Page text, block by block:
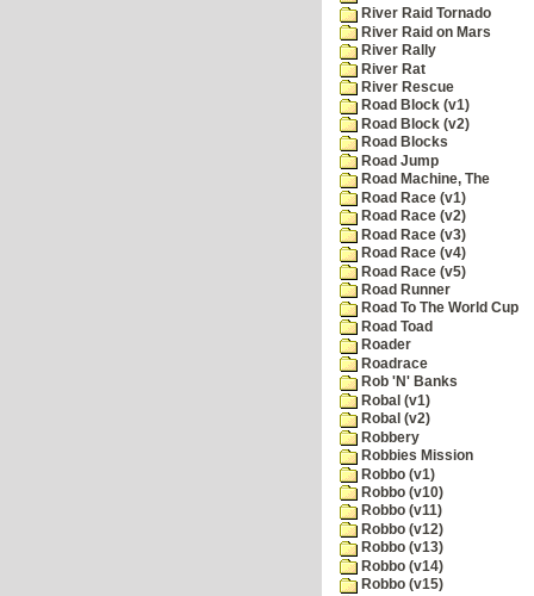
River Raid Tornado
River Raid on Mars
River Rally
River Rat
River Rescue
Road Block (v1)
Road Block (v2)
Road Blocks
Road Jump
Road Machine, The
Road Race (v1)
Road Race (v2)
Road Race (v3)
Road Race (v4)
Road Race (v5)
Road Runner
Road To The World Cup
Road Toad
Roader
Roadrace
Rob 'N' Banks
Robal (v1)
Robal (v2)
Robbery
Robbies Mission
Robbo (v1)
Robbo (v10)
Robbo (v11)
Robbo (v12)
Robbo (v13)
Robbo (v14)
Robbo (v15)